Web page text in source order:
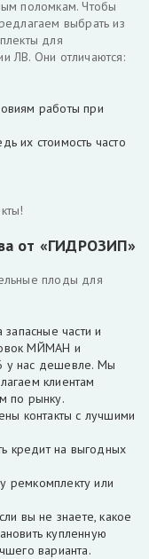
поломкам. Чтобы
выбрать из
для
ЛВ. Они отличаются:
работы при
их стоимость часто
от «ГИДРОЗИП»
плоды для
части и
МЙМАН и
у нас дешевле. Мы
клиентам
по рынку.
контакты с лучшими
кредит на выгодных
ремкомплекту или
вы не знаете, какое
купленную
варианта.